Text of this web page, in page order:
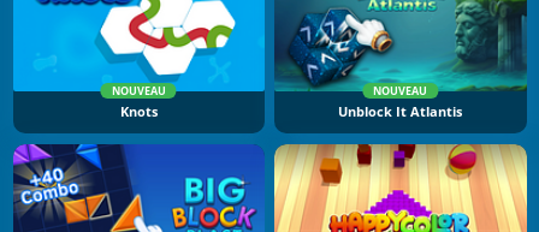
NOUVEAU
Knots
NOUVEAU
Unblock It Atlantis